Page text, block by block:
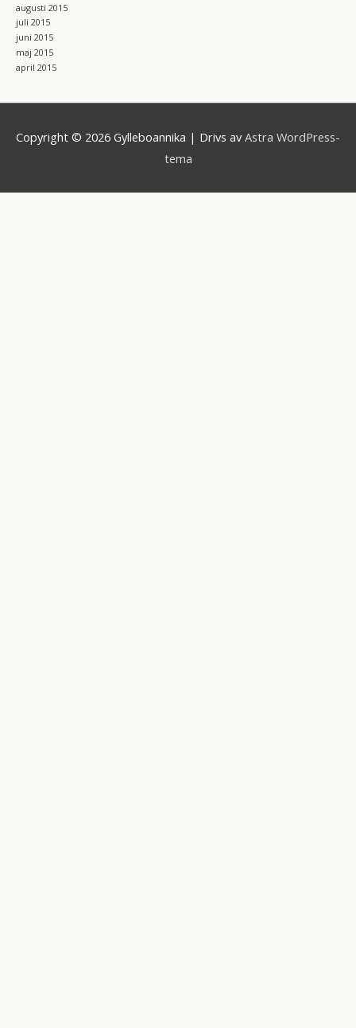
augusti 2015
juli 2015
juni 2015
maj 2015
april 2015
Copyright © 2026 Gylleboannika | Drivs av Astra WordPress-
tema